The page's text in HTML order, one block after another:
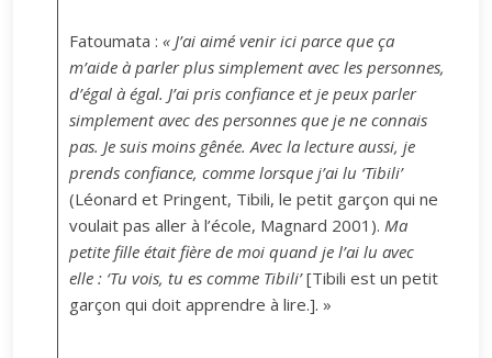
Fatoumata : « J’ai aimé venir ici parce que ça
m’aide à parler plus simplement avec les personnes,
d’égal à égal. J’ai pris confiance et je peux parler
simplement avec des personnes que je ne connais
pas. Je suis moins gênée. Avec la lecture aussi, je
prends confiance, comme lorsque j’ai lu ‘Tibili’
(Léonard et Pringent, Tibili, le petit garçon qui ne
voulait pas aller à l’école, Magnard 2001). Ma
petite fille était fière de moi quand je l’ai lu avec
elle : ‘Tu vois, tu es comme Tibili’[Tibili est un petit
garçon qui doit apprendre à lire.]. »